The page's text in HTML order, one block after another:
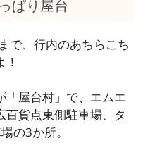
ぱり屋台
で、行内のあちらこち
「屋台村」で、エムエ
百貨点東側駐車場、タ
の3か所。